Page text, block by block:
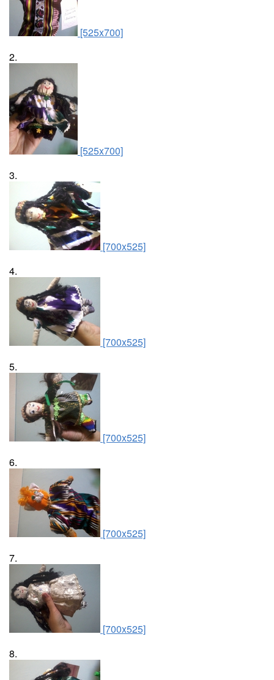
[525x700]
2.
[525x700]
3.
[700x525]
4.
[700x525]
5.
[700x525]
6.
[700x525]
7.
[700x525]
8.